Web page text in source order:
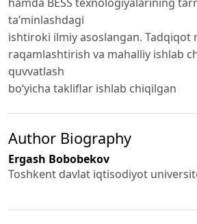
ta’minlashdagi
ishtiroki ilmiy asoslangan. Tadqiqot
raqamlashtirish va mahalliy ishlab
quvvatlash
bo‘yicha takliflar ishlab chiqilgan
Author Biography
Ergash Bobobekov
Toshkent davlat iqtisodiyot